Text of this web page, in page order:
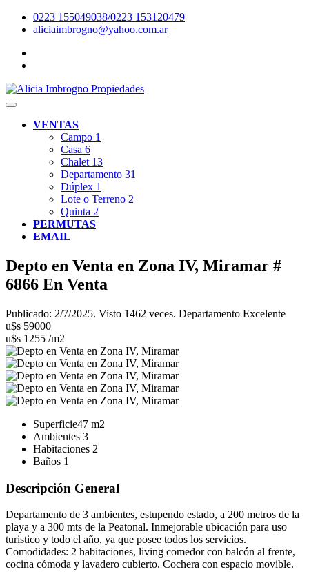
0223 155049038/0223 153120479
aliciaimbrogno@yahoo.com.ar
VENTAS
Campo 1
Casa 6
Chalet 13
Departamento 31
Dúplex 1
Lote o Terreno 2
Quinta 2
PERMUTAS
EMAIL
Depto en Venta en Zona IV, Miramar #
6866 En Venta
Publicado: 2/7/2025. Visto 1462 veces. Departamento Excelente
u$s 59000
u$s 1255 /m2
Superficie47 m2
Ambientes 3
Habitaciones 2
Baños 1
Descripción General
Departamento de 3 ambientes, estupendo estado, a 200 metros de la
playa y a 300 mts de la Peatonal. Inmejorable ubicación para uso
turistico y todo el año, ya que posee todos los servicios.
Comodidades: 2 habitaciones, living comedor con balcón al frente,
cocina cómoda y lavadero cubierto. Cochera con espacio movible.